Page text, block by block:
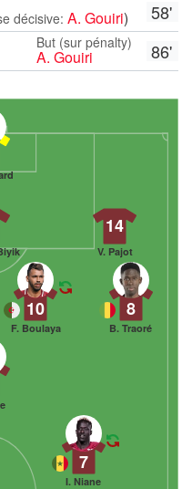
58'
décisive: A. Gouiri)
86'
But (sur pénalty)
A. Gouiri
14
V. Pajot
8
B. Traoré
10
F. Boulaya
7
I. Niane